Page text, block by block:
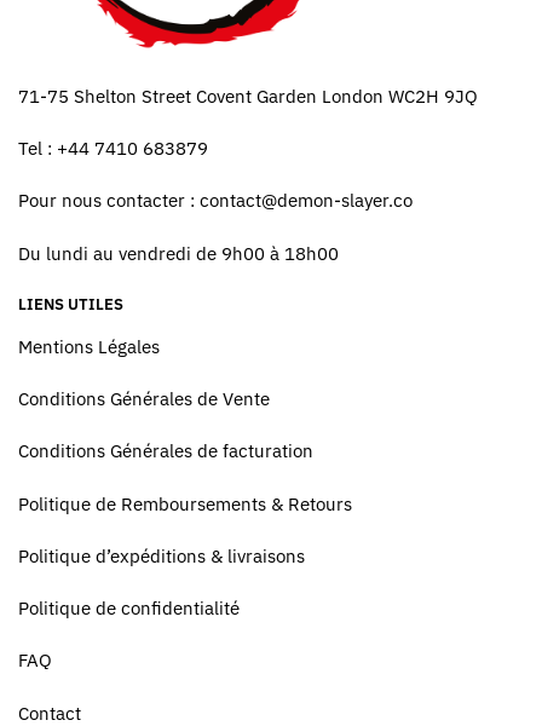
71-75 Shelton Street Covent Garden London WC2H 9JQ
Tel : +44 7410 683879
Pour nous contacter : contact@demon-slayer.co
Du lundi au vendredi de 9h00 à 18h00
LIENS UTILES
Mentions Légales
Conditions Générales de Vente
Conditions Générales de facturation
Politique de Remboursements & Retours
Politique d’expéditions & livraisons
Politique de confidentialité
FAQ
Contact